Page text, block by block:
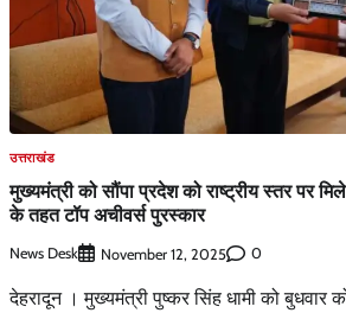
उत्तराखंड
मुख्यमंत्री को सौंपा प्रदेश को राष्ट्रीय स्तर पर मिले
के तहत टॉप अचीवर्स पुरस्कार
News Desk November 12, 2025 0
देहरादून । मुख्यमंत्री पुष्कर सिंह धामी को बुधवार